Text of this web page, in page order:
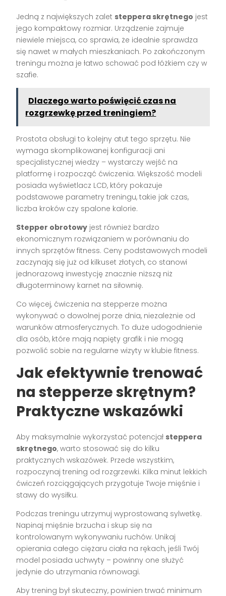
Jedną z największych zalet steppera skrętnego jest
jego kompaktowy rozmiar. Urządzenie zajmuje
niewiele miejsca, co sprawia, że idealnie sprawdza
się nawet w małych mieszkaniach. Po zakończonym
treningu można je łatwo schować pod łóżkiem czy w
szafie.
Dlaczego warto poświęcić czas na
rozgrzewkę przed treningiem?
Prostota obsługi to kolejny atut tego sprzętu. Nie
wymaga skomplikowanej konfiguracji ani
specjalistycznej wiedzy – wystarczy wejść na
platformę i rozpocząć ćwiczenia. Większość modeli
posiada wyświetlacz LCD, który pokazuje
podstawowe parametry treningu, takie jak czas,
liczba kroków czy spalone kalorie.
Stepper obrotowy jest również bardzo
ekonomicznym rozwiązaniem w porównaniu do
innych sprzętów fitness. Ceny podstawowych modeli
zaczynają się już od kilkuset złotych, co stanowi
jednorazową inwestycję znacznie niższą niż
długoterminowy karnet na siłownię.
Co więcej, ćwiczenia na stepperze można
wykonywać o dowolnej porze dnia, niezależnie od
warunków atmosferycznych. To duże udogodnienie
dla osób, które mają napięty grafik i nie mogą
pozwolić sobie na regularne wizyty w klubie fitness.
Jak efektywnie trenować
na stepperze skrętnym?
Praktyczne wskazówki
Aby maksymalnie wykorzystać potencjał steppera
skrętnego, warto stosować się do kilku
praktycznych wskazówek. Przede wszystkim,
rozpoczynaj trening od rozgrzewki. Kilka minut lekkich
ćwiczeń rozciągających przygotuje Twoje mięśnie i
stawy do wysiłku.
Podczas treningu utrzymuj wyprostowaną sylwetkę.
Napinaj mięśnie brzucha i skup się na
kontrolowanym wykonywaniu ruchów. Unikaj
opierania całego ciężaru ciała na rękach, jeśli Twój
model posiada uchwyty – powinny one służyć
jedynie do utrzymania równowagi.
Aby trening był skuteczny, powinien trwać minimum